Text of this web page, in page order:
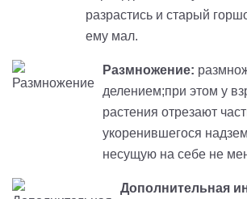
разрастись и старый
ему мал.
Размножение:
делением;при этом у
растения отрезают
укоренившегося
несущую на себе не
Дополнительная